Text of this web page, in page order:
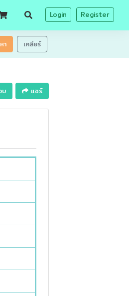
Login Register
า เคลียร์
บ แชร์